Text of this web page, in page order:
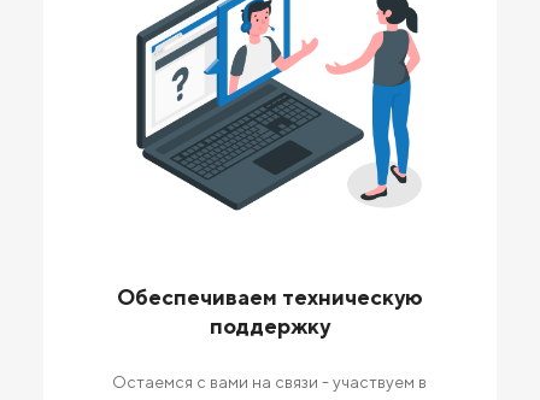
Обеспечиваем техническую
поддержку
Остаемся с вами на связи - участвуем в